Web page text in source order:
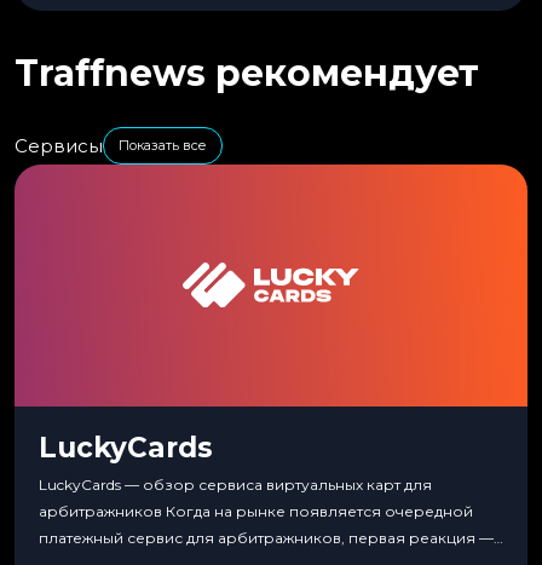
Traffnews рекомендует
Сервисы Показать все
LuckyCards
LuckyCards — обзор сервиса виртуальных карт для
арбитражников Когда на рынке появляется очередной
платежный сервис для арбитражников, первая реакция —